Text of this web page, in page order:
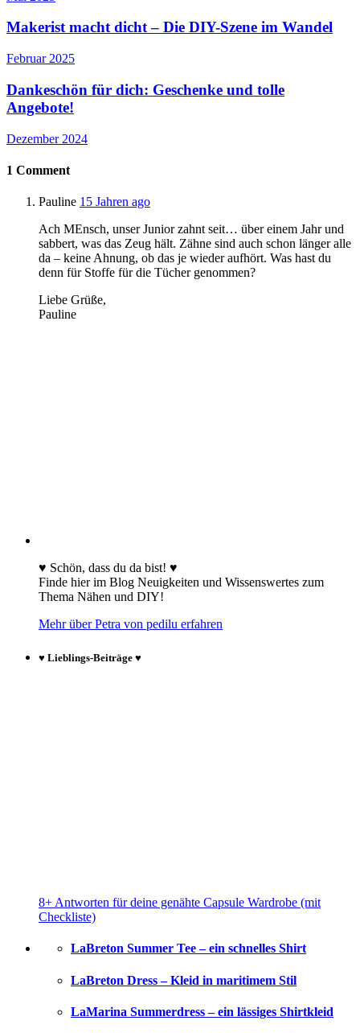
Makerist macht dicht – Die DIY-Szene im Wandel
Februar 2025
Dankeschön für dich: Geschenke und tolle
Angebote!
Dezember 2024
1 Comment
Pauline 15 Jahren ago
Ach MEnsch, unser Junior zahnt seit… über einem Jahr und
sabbert, was das Zeug hält. Zähne sind auch schon länger alle
da – keine Ahnung, ob das je wieder aufhört. Was hast du
denn für Stoffe für die Tücher genommen?
Liebe Grüße,
Pauline
♥ Schön, dass du da bist! ♥
Finde hier im Blog Neuigkeiten und Wissenswertes zum
Thema Nähen und DIY!
Mehr über Petra von pedilu erfahren
♥ Lieblings-Beiträge ♥
8+ Antworten für deine genähte Capsule Wardrobe (mit
Checkliste)
LaBreton Summer Tee – ein schnelles Shirt
LaBreton Dress – Kleid in maritimem Stil
LaMarina Summerdress – ein lässiges Shirtkleid